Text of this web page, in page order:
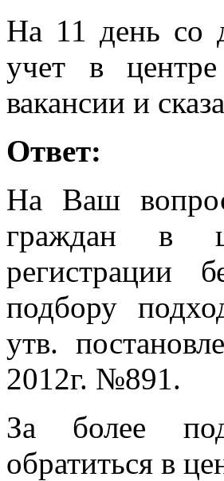
На 11 день со
учет в
вакансии и
Ответ:
На Ваш
граждан в
регистрации
подбору
утв.
2012г. №891.
За более
обратиться в